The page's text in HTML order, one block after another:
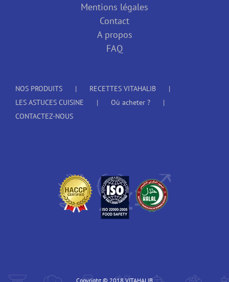
Mentions légales
Contact
A propos
FAQ
NOS PRODUITS
RECETTES VITAHALIB
LES ASTUCES CUISINE
Où acheter ?
CONTACTEZ-NOUS
Copyright © 2018 VITAHALIB